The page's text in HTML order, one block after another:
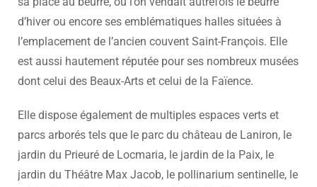
d’hiver ou encore ses emblématiques halles situées à
l’emplacement de l’ancien couvent Saint-François. Elle
est aussi hautement réputée pour ses nombreux musées
dont celui des Beaux-Arts et celui de la Faïence.
Elle dispose également de multiples espaces verts et
parcs arborés tels que le parc du château de Laniron, le
jardin du Prieuré de Locmaria, le jardin de la Paix, le
jardin du Théâtre Max Jacob, le pollinarium sentinelle, le